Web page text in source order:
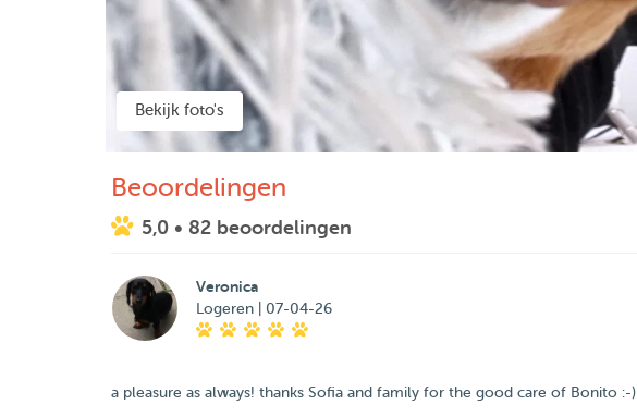
Bekijk foto's
Beoordelingen
5,0 • 82 beoordelingen
Veronica
Logeren | 07-04-26
a pleasure as always! thanks Sofia and family for the good care of Bonito :-)